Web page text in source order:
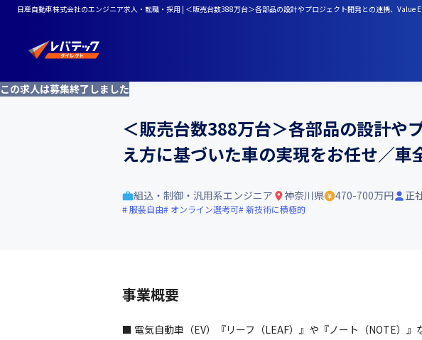
日産自動車株式会社のエンジニア求人・転職・採用 | ＜販売台数388万台＞各部品の設計やプロジェクト開発との連携、
この求人は募集終了しました
＜販売台数388万台＞各部品の設計
え方に基づいた車の実現をお任せ／
組込・制御・汎用系エンジニア 神奈川県 470-700万円 正
服装自由 オンライン選考可 新技術に積極的
事業概要
■ 電気自動車（EV）『リーフ（LEAF）』や『ノート（NOTE）